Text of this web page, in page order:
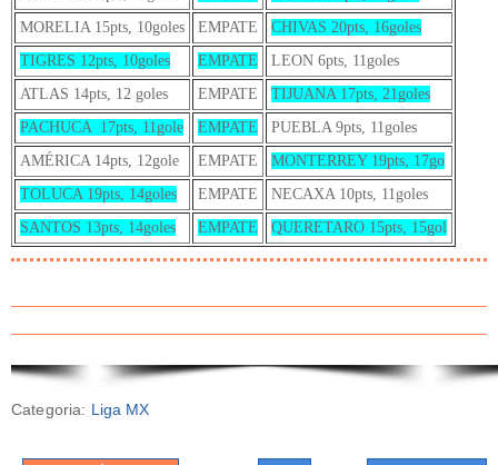
MORELIA 15pts, 10goles
EMPATE
CHIVAS 20pts, 16goles
TIGRES 12pts, 10goles
EMPATE
LEON 6pts, 11goles
ATLAS 14pts, 12 goles
EMPATE
TIJUANA 17pts, 21goles
PACHUCA 17pts, 11gole
EMPATE
PUEBLA 9pts, 11goles
AMÉRICA 14pts, 12gole
EMPATE
MONTERREY 19pts, 17go
TOLUCA 19pts, 14goles
EMPATE
NECAXA 10pts, 11goles
SANTOS 13pts, 14goles
EMPATE QUERETARO 15pts, 15gol
Categoria: Liga MX